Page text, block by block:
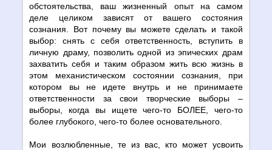
обстоятельства, ваш жизненный опыт на самом
деле целиком зависят от вашего состояния
сознания. Вот почему вы можете сделать и такой
выбор: снять с себя ответственность, вступить в
личную драму, позволить одной из эпических драм
захватить себя и таким образом жить всю жизнь в
этом механистическом состоянии сознания, при
котором вы не идете внутрь и не принимаете
ответственности за свои творческие выборы –
выборы, когда вы ищете чего-то БОЛЕЕ, чего-то
более глубокого, чего-то более основательного.
Мои возлюбленные, те из вас, кто может усвоить